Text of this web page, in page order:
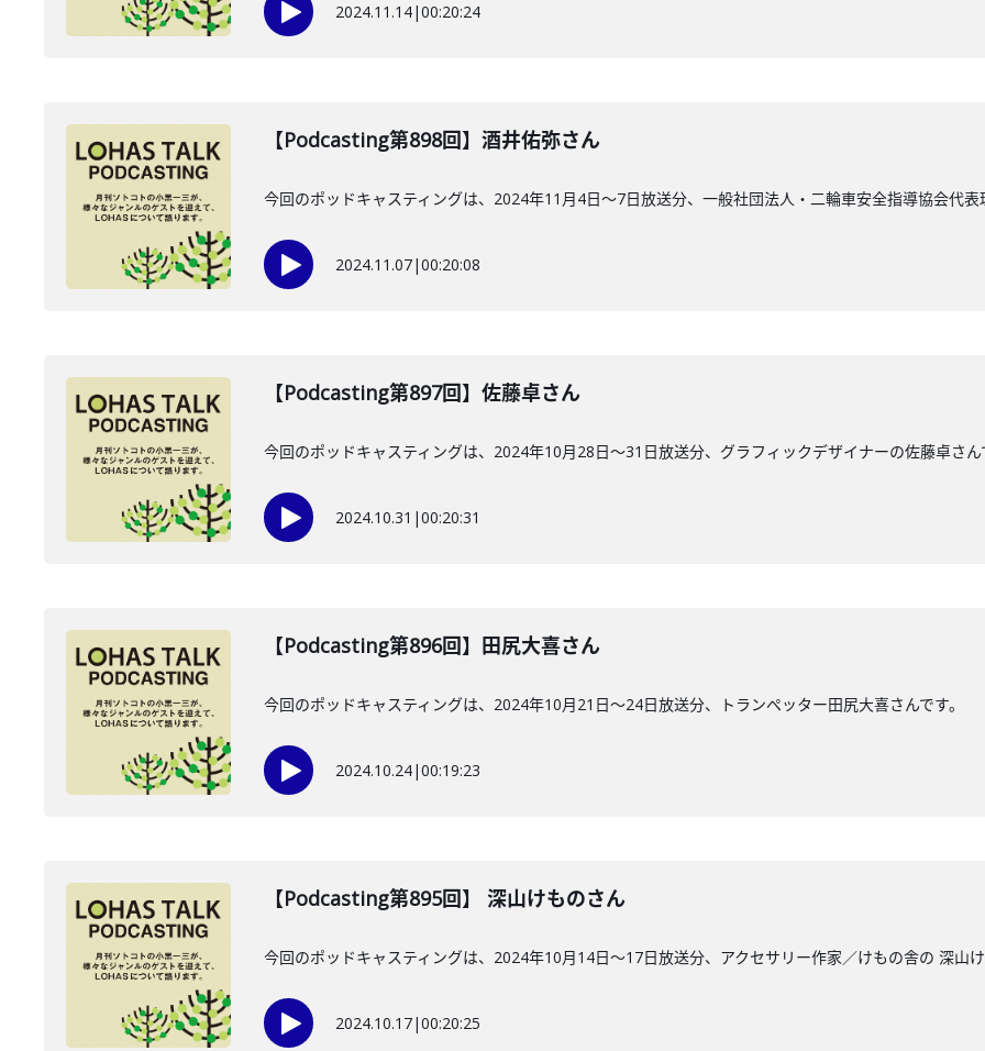
2024.11.14|00:20:24
【Podcasting第898回】酒井佑弥さん
今回のポッドキャスティングは、2024年11月4日～7日放送分、一般社団法人・二輪車安全指導協会代
2024.11.07|00:20:08
【Podcasting第897回】佐藤卓さん
今回のポッドキャスティングは、2024年10月28日〜31日放送分、グラフィックデザイナーの佐藤卓さん
2024.10.31 |00:20:31
【Podcasting第896回】田尻大喜さん
今回のポッドキャスティングは、2024年10月21日〜24日放送分、トランぺッター田尻大喜さんです。
2024.10.24|00:19:23
【Podcasting第895回】 深山けものさん
今回のポッドキャスティングは、2024年10月14日〜17日放送分、アクセサリー作家／けもの舎の 深山
2024.10.17|00:20:25